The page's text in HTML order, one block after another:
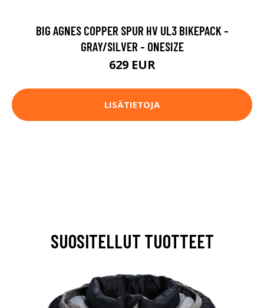
BIG AGNES COPPER SPUR HV UL3 BIKEPACK -
GRAY/SILVER - ONESIZE
629 EUR
LISÄTIETOJA
SUOSITELLUT TUOTTEET